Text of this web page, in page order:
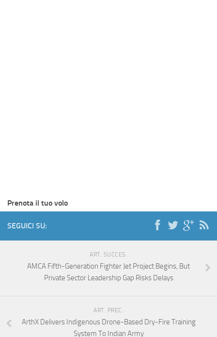
Prenota il tuo volo
SEGUICI SU:
ART. SUCCES.
AMCA Fifth-Generation Fighter Jet Project Begins, But
Private Sector Leadership Gap Risks Delays
ART. PREC.
ArthX Delivers Indigenous Drone-Based Dry-Fire Training
System To Indian Army